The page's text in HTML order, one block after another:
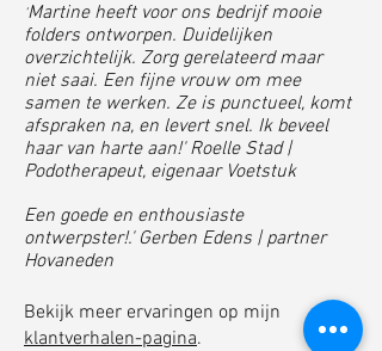
'Martine heeft voor ons bedrijf mooie
folders ontworpen. Duidelijken
overzichtelijk. Zorg gerelateerd maar
niet saai. Een fijne vrouw om mee
samen te werken. Ze is punctueel, komt
afspraken na, en levert snel. Ik beveel
haar van harte aan!' Roelle Stad |
Podotherapeut, eigenaar Voetstuk
Een goede en enthousiaste
ontwerpster!.' Gerben Edens | partner
Hovaneden
Bekijk meer ervaringen op mijn
klantverhalen-pagina.